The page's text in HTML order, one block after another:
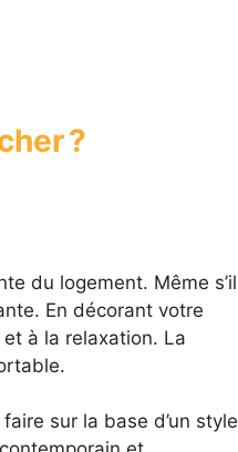
?
du logement. Même s’il
En décorant votre
et à la relaxation. La
sur la base d’un style